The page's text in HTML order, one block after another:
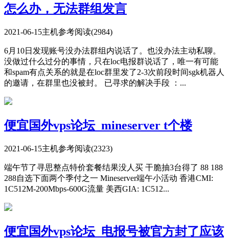
怎么办，无法群组发言
2021-06-15主机参考阅读(2984)
6月10日发现账号没办法群组内说话了。也没办法主动私聊。
没做过什么过分的事情，只在loc电报群说话了，唯一有可能
和spam有点关系的就是在loc群里发了2-3次前段时间sgk机器人
的邀请，在群里也没被封。 已寻求的解决手段 ：...
便宜国外vps论坛_mineserver t个楼
2021-06-15主机参考阅读(2323)
端午节了寻思整点特价套餐结果没人买 干脆抽3台得了 88 188
288自选下面两个季付之一 Mineserver端午小活动 香港CMI:
1C512M-200Mbps-600G流量 美西GIA: 1C512...
便宜国外vps论坛_电报号被官方封了应该